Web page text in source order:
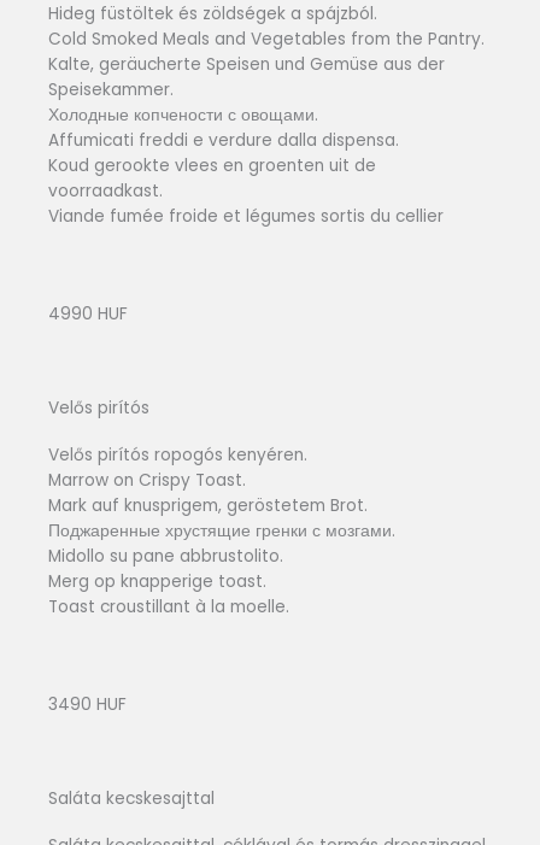
Hideg füstöltek és zöldségek a spájzból.
Cold Smoked Meals and Vegetables from the Pantry.
Kalte, geräucherte Speisen und Gemüse aus der
Speisekammer.
Холодные копчености с овощами.
Affumicati freddi e verdure dalla dispensa.
Koud gerookte vlees en groenten uit de
voorraadkast.
Viande fumée froide et légumes sortis du cellier
4990 HUF
Velős pirítós
Velős pirítós ropogós kenyéren.
Marrow on Crispy Toast.
Mark auf knusprigem, geröstetem Brot.
Поджаренные хрустящие гренки с мозгами.
Midollo su pane abbrustolito.
Merg op knapperige toast.
Toast croustillant à la moelle.
3490 HUF
Saláta kecskesajttal